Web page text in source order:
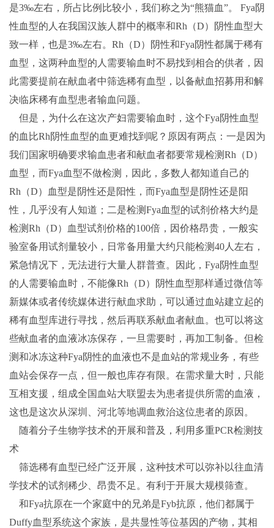
是3‰左右，所占比例比较小，我们称之为“熊猫血”。 Fya阴
性血型的人在我国汉族人群中的概率和Rh（D）阴性血型大
致一样，也是3‰左右。Rh（D）阴性和Fya阴性都属于稀有
血型，这两种血型的人需要输血时不易找到相合的供者，因
此需要提前在献血者中筛选稀有血型，以备献血招募用和解
决临床稀有血型患者输血问题。
但是，为什么在这次产妇需要输血时，这个Fya阴性血型
的血比Rh阴性血型的血更难找到呢？原因有两点：一是因为
我们国家明确要求输血患者和献血者都要常规检测Rh（D）
血型，而Fya血型不做检测，因此，多数人都知道自己的
Rh（D）血型是阴性还是阳性，而Fya血型是阴性还是阳
性，几乎没有人知道；二是检测Fya血型的试剂价格大约是
检测Rh（D）血型试剂价格的100倍，因价格昂贵，一般实
验室备用试剂量较小，日常备用量大约只能检测40人左右，
紧急情况下，无法进行大量人群普查。因此，Fya阴性血型
的人需要输血时，不能像Rh（D）阴性血型那样通过微信等
新媒体或者传统媒体进行献血求助，可以通过血站建立起的
稀有血型库进行寻找，然后再联系献血者献血。也可以将这
些献血者的血液冰冻保存，一旦需要时，再加工制备。但检
测和冰冻这种Fya阴性的血液也不是血站的常规业务，有些
血站会保存一点，但一般也库存有限。在需求量大时，只能
互相支援，组成全国血站大联盟去为患者提供所需的血液，
这也是这次从深圳、河北等地调血救治这位患者的原因。
随着分子生物学技术的开展和普及，利用多重PCR检测技
术
筛选稀有血型已经广泛开展，这种技术可以弥补以往血清
学技术的试剂稀少、昂贵不足。有利于开展大规模筛查。
和Fya抗原在一个家庭中的兄弟是Fyb抗原，他们都属于
Duffy血型系统这个家族，是共显性等位基因的产物，其相